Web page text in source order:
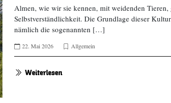
Almen, wie wir sie kennen, mit weidenden
Selbstverständlichkeit. Die Grundlage dieser
nämlich die sogenannten […]
22. Mai 2026 Allgemein
Weiterlesen